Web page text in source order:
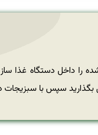
را داخل دستگاه غذا
سپس با سبزیجات